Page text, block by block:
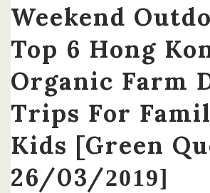
Weekend
Top 6 Hong
Organic Farm
Trips For
Kids [Green
26/03/2019]